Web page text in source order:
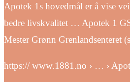
Apotek 1s hovedmål er å vise
bedre livskvalitet … Apotek 1
Mester Grønn Grenlandsenteret
https:// www.1881.no › … ›